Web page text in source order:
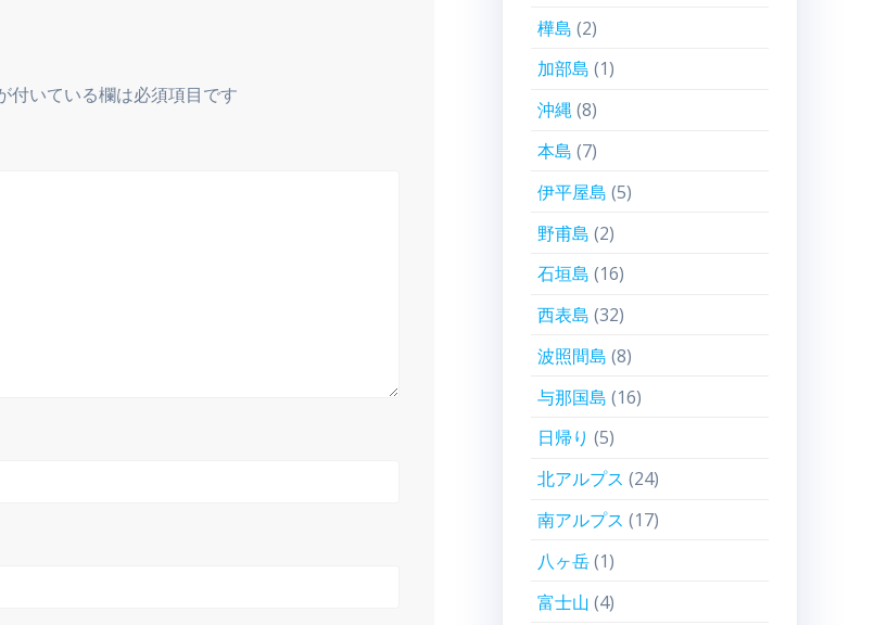
付いている欄は必須項目です
樺島 (2)
加部島 (1)
沖縄(8)
本島 (7)
伊平屋島 (5)
野甫島 (2)
石垣島 (16)
西表島 (32)
波照間島 (8)
与那国島 (16)
日帰り (5)
北アルプス (24)
南アルプス (17)
八ヶ岳(1)
富士山 (4)